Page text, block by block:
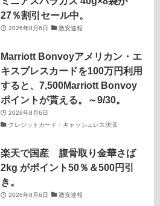
27％割引セール中。
2026年8月6日 激安速報
Marriott Bonvoyアメリカン・エ
キスプレスカードを100万円利用
すると、7,500Marriott Bonvoy
ポイントが貰える。～9/30。
2026年8月6日
クレジットカード・キャッシュレス決済
楽天で国産 腹骨取り金華さば
2kg がポイント50％＆500円引
き。
2026年8月6日 激安速報